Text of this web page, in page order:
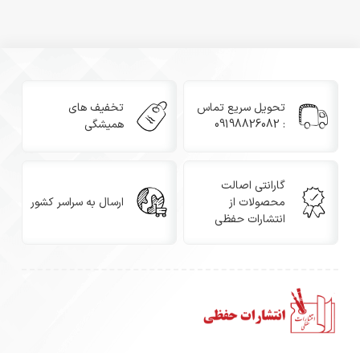
تحویل سریع تماس
: 09198826082
تخفیف های
همیشگی
گارانتی اصالت
محصولات از
انتشارات حفظی
ارسال به سراسر کشور